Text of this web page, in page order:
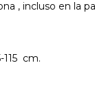
, incluso en la
cm.